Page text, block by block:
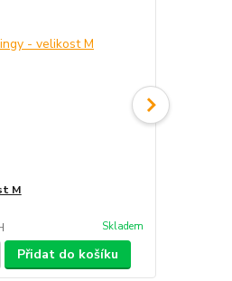
M
Skladem
Přidat do košíku